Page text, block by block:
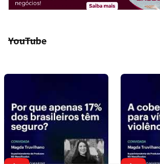
YouTube